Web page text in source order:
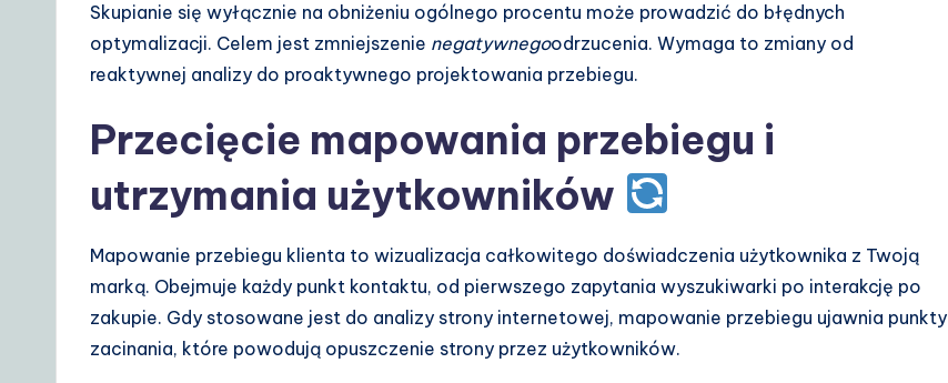
Skupianie się wyłącznie na obniżeniu ogólnego procentu może prowadzić do błędnych
optymalizacji. Celem jest zmniejszenie negatywnegoodrzucenia. Wymaga to zmiany od
reaktywnej analizy do proaktywnego projektowania przebiegu.
Przecięcie mapowania przebiegu i
utrzymania użytkowników
Mapowanie przebiegu klienta to wizualizacja całkowitego doświadczenia użytkownika z Twoją
marką. Obejmuje każdy punkt kontaktu, od pierwszego zapytania wyszukiwarki po interakcję po
zakupie. Gdy stosowane jest do analizy strony internetowej, mapowanie przebiegu ujawnia punkty
zacinania, które powodują opuszczenie strony przez użytkowników.